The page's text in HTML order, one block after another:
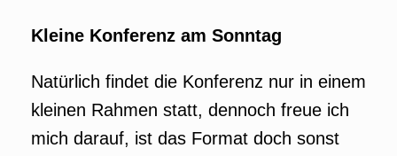
Kleine Konferenz am Sonntag
Natürlich findet die Konferenz nur in einem
kleinen Rahmen statt, dennoch freue ich
mich darauf, ist das Format doch sonst